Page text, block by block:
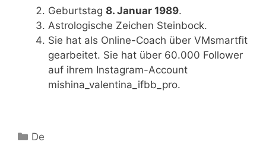
Geburtstag 8. Januar 1989.
Astrologische Zeichen Steinbock.
Sie hat als Online-Coach über VMsmartfit
gearbeitet. Sie hat über 60.000 Follower
auf ihrem Instagram-Account
mishina_valentina_ifbb_pro.
Categories
De